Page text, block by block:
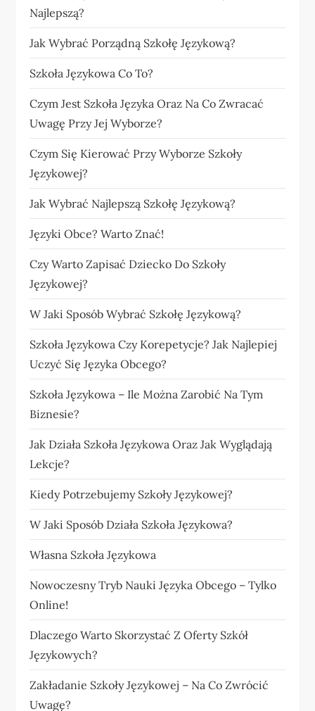
Najlepszą?
Jak Wybrać Porządną Szkołę Językową?
Szkoła Językowa Co To?
Czym Jest Szkoła Języka Oraz Na Co Zwracać
Uwagę Przy Jej Wyborze?
Czym Się Kierować Przy Wyborze Szkoły
Językowej?
Jak Wybrać Najlepszą Szkołę Językową?
Języki Obce? Warto Znać!
Czy Warto Zapisać Dziecko Do Szkoły
Językowej?
W Jaki Sposób Wybrać Szkołę Językową?
Szkoła Językowa Czy Korepetycje? Jak Najlepiej
Uczyć Się Języka Obcego?
Szkoła Językowa – Ile Można Zarobić Na Tym
Biznesie?
Jak Działa Szkoła Językowa Oraz Jak Wyglądają
Lekcje?
Kiedy Potrzebujemy Szkoły Językowej?
W Jaki Sposób Działa Szkoła Językowa?
Własna Szkoła Językowa
Nowoczesny Tryb Nauki Języka Obcego – Tylko
Online!
Dlaczego Warto Skorzystać Z Oferty Szkół
Językowych?
Zakładanie Szkoły Językowej – Na Co Zwrócić
Uwagę?